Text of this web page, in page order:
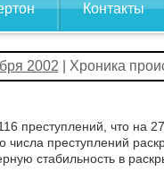
Контакты
2002 | Хроника
преступлений, что на
преступлений
стабильность в